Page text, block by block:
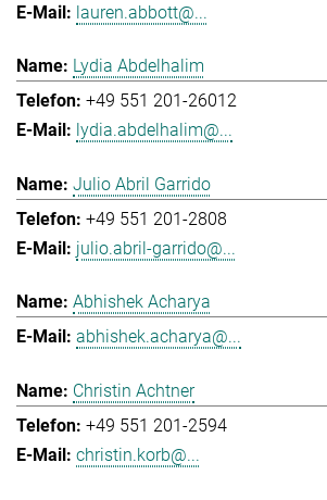
lauren.abbott@...
Lydia Abdelhalim
+49 551 201-26012
lydia.abdelhalim@...
Julio Abril Garrido
+49 551 201-2808
julio.abril-garrido@...
Abhishek Acharya
abhishek.acharya@...
Christin Achtner
+49 551 201-2594
christin.korb@...